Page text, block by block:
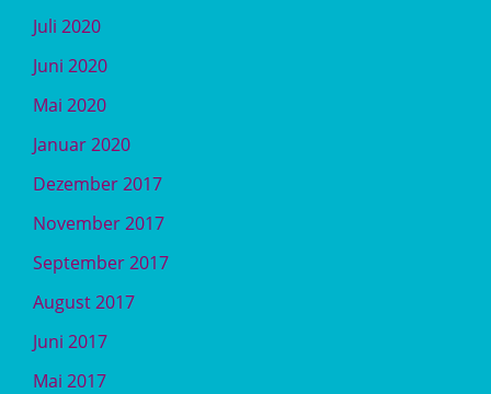
Juli 2020
Juni 2020
Mai 2020
Januar 2020
Dezember 2017
November 2017
September 2017
August 2017
Juni 2017
Mai 2017